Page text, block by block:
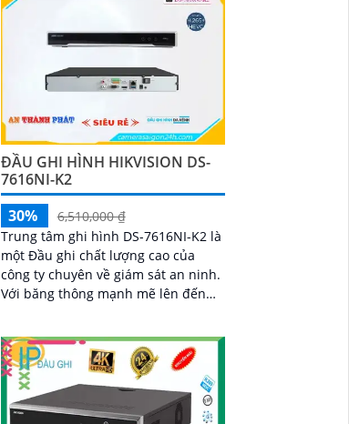
ĐẦU GHI HÌNH HIKVISION DS-
7616NI-K2
30%
6,510,000 ₫
Trung tâm ghi hình DS-7616NI-K2 là
một Đầu ghi chất lượng cao của
công ty chuyên về giám sát an ninh.
Với băng thông mạnh mẽ lên đến
siêu sắc nét Ultra 4K đạt độ phân
giải 8MP